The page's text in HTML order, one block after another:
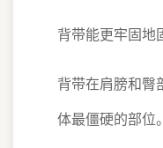
背带能更牢固地
背带在肩膀和臀
体最僵硬的部位。